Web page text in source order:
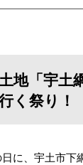
地「宇土
く祭り！
に、宇土市下